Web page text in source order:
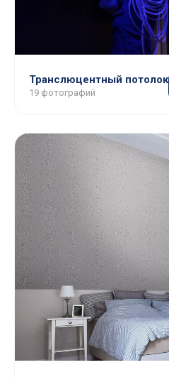
Транслюцентный потолок
19 фотографий